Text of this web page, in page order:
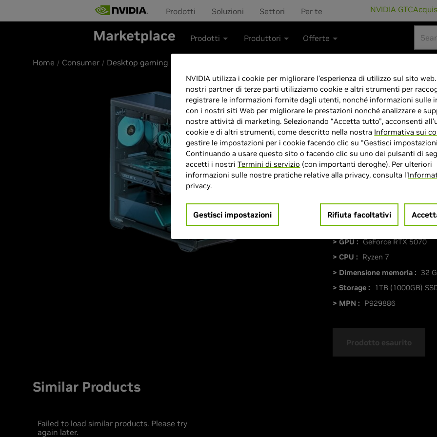
Prodotti Soluzioni Settori Per te NVIDIA GTC
Marketplace Prodotti Produttori Offerte
Home Consumer Desktop gaming
G2 SHADOW -
Ryzen 7700X,
NVME Pcie,
Motherboard
> GPU : GeForce RTX 5070
> CPU : Ryzen 7
> Dimensione memoria : 32
> Storage :
1TB (1000GB)
> MPN : P929886
Prodotto esaurito
Similar Products
Failed to load similar products. Please try
again later.
NVIDIA utilizza i cookie per migliorare l'esperienza di utilizzo sul sito
nostri partner di terze parti utilizziamo cookie e altri strumenti per
registrare le informazioni fornite dagli utenti, nonché informazioni sulle
con i nostri siti Web per migliorare le prestazioni nonché analizzare e
nostre attività di marketing. Selezionando “Accetta tutto”, acconsenti
cookie e di altri strumenti, come descritto nella nostra Informativa sui
gestire le impostazioni per i cookie facendo clic su “Gestisci
Continuando a usare questo sito o facendo clic su uno dei pulsanti di
accetti i nostriTermini di servizio (con importanti deroghe). Per ulteriori
informazioni sulle nostre pratiche relative alla privacy, consulta l'
privacy.
Gestisci impostazioni Rifiuta facoltativi